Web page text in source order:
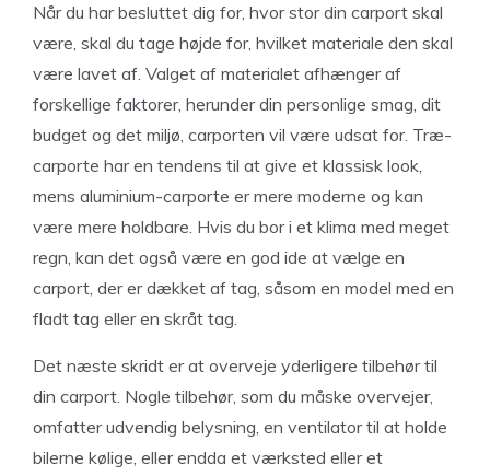
Når du har besluttet dig for, hvor stor din carport skal
være, skal du tage højde for, hvilket materiale den skal
være lavet af. Valget af materialet afhænger af
forskellige faktorer, herunder din personlige smag, dit
budget og det miljø, carporten vil være udsat for. Træ-
carporte har en tendens til at give et klassisk look,
mens aluminium-carporte er mere moderne og kan
være mere holdbare. Hvis du bor i et klima med meget
regn, kan det også være en god ide at vælge en
carport, der er dækket af tag, såsom en model med en
fladt tag eller en skråt tag.
Det næste skridt er at overveje yderligere tilbehør til
din carport. Nogle tilbehør, som du måske overvejer,
omfatter udvendig belysning, en ventilator til at holde
bilerne kølige, eller endda et værksted eller et